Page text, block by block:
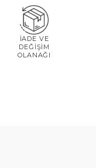
İADE VE
DEĞİŞİM
OLANAĞI